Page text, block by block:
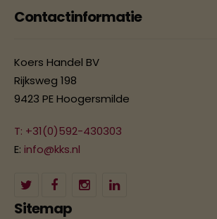
Contactinformatie
Koers Handel BV
Rijksweg 198
9423 PE Hoogersmilde
T: +31(0)592-430303
E: info@kks.nl
Sitemap